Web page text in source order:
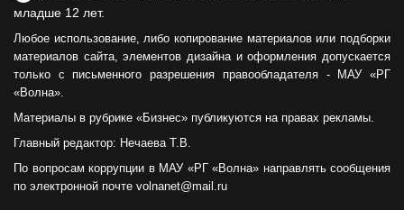
младше 12 лет.
Любое использование, либо копирование материалов или подборки
материалов сайта, элементов дизайна и оформления допускается
только с письменного разрешения правообладателя - МАУ «РГ
«Волна».
Материалы в рубрике «Бизнес» публикуются на правах рекламы.
Главный редактор: Нечаева Т.В.
По вопросам коррупции в МАУ «РГ «Волна» направлять сообщения
по электронной почте volnanet@mail.ru